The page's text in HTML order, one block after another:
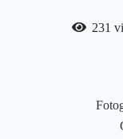
231